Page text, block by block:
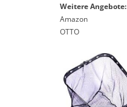
Weitere Angebote:
Amazon
OTTO